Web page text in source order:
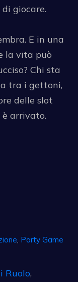
giocare.
E in una
la vita può
Chi sta
tra i gettoni,
delle slot
arrivato.
Party Game
Ruolo,